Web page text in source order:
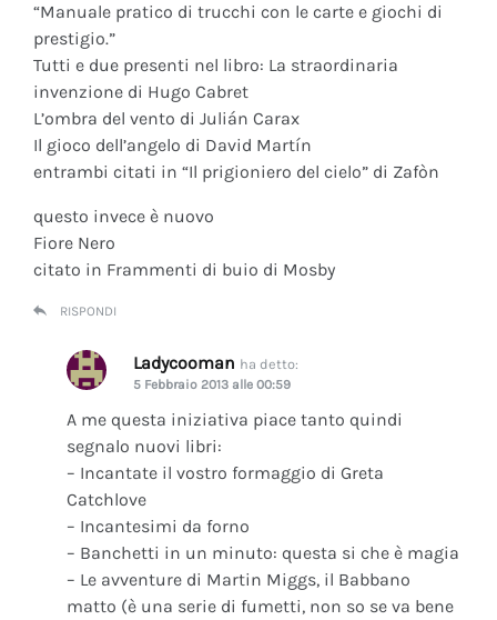
“Manuale pratico di trucchi con le carte e giochi di
prestigio.”
Tutti e due presenti nel libro: La straordinaria
invenzione di Hugo Cabret
L’ombra del vento di Julián Carax
Il gioco dell’angelo di David Martín
entrambi citati in “Il prigioniero del cielo” di Zafòn
questo invece è nuovo
Fiore Nero
citato in Frammenti di buio di Mosby
RISPONDI
Ladycooman ha detto:
5 Febbraio 2013 alle 00:59
A me questa iniziativa piace tanto quindi
segnalo nuovi libri:
– Incantate il vostro formaggio di Greta
Catchlove
– Incantesimi da forno
– Banchetti in un minuto: questa si che è magia
– Le avventure di Martin Miggs, il Babbano
matto (è una serie di fumetti, non so se va bene